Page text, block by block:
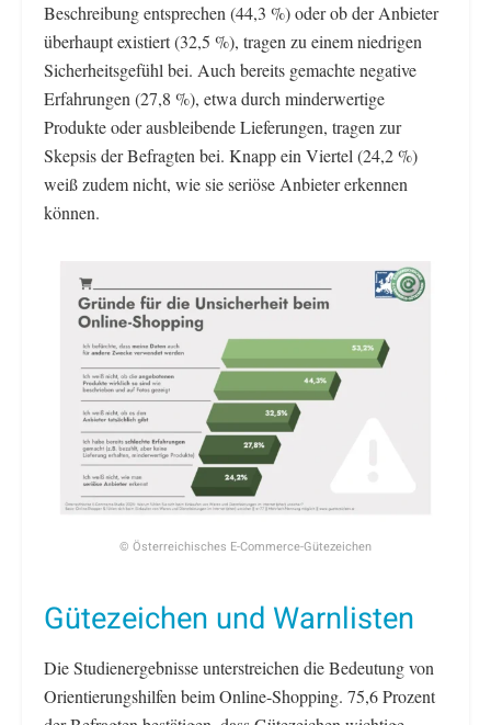
Beschreibung entsprechen (44,3 %) oder ob der Anbieter
überhaupt existiert (32,5 %), tragen zu einem niedrigen
Sicherheitsgefühl bei. Auch bereits gemachte negative
Erfahrungen (27,8 %), etwa durch minderwertige
Produkte oder ausbleibende Lieferungen, tragen zur
Skepsis der Befragten bei. Knapp ein Viertel (24,2 %)
weiß zudem nicht, wie sie seriöse Anbieter erkennen
können.
© Österreichisches E-Commerce-Gütezeichen
Gütezeichen und Warnlisten
Die Studienergebnisse unterstreichen die Bedeutung von
Orientierungshilfen beim Online-Shopping. 75,6 Prozent